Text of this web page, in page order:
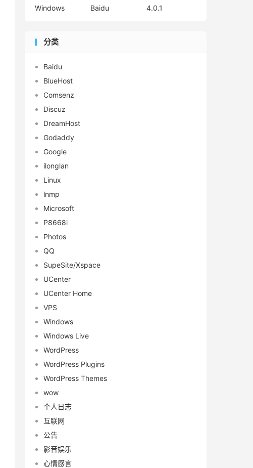
Windows
Baidu 4.0.1
分类
Baidu
BlueHost
Comsenz
Discuz
DreamHost
Godaddy
Google
ilonglan
Linux
lnmp
Microsoft
P8668i
Photos
QQ
SupeSite/Xspace
UCenter
UCenter Home
VPS
Windows
Windows Live
WordPress
WordPress Plugins
WordPress Themes
wow
个人日志
互联网
公告
影音娱乐
心情感言